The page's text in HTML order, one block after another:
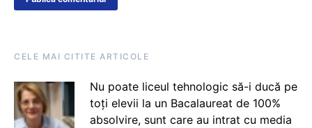
CELE MAI CITITE ARTICOLE
Nu poate liceul tehnologic să-i ducă pe
toți elevii la un Bacalaureat de 100%
absolvire, sunt care au intrat cu media